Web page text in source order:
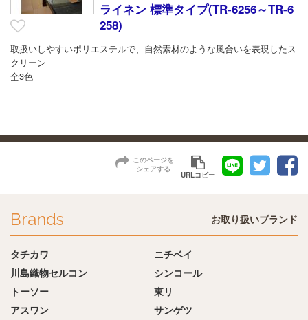
ライネン 標準タイプ(TR-6256～TR-6
258)
取扱いしやすいポリエステルで、自然素材のような風合いを表現したス
クリーン
全3色
このページを
シェアする
URLコピー
Brands お取り扱いブランド
タチカワ
ニチベイ
川島織物セルコン
シンコール
トーソー
東リ
アスワン
サンゲツ